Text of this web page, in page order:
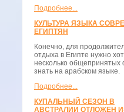
Подробнее...
КУЛЬТУРА ЯЗЫКА
ЕГИПТЯН
Конечно, для
отдыха в Египте нужно
несколько общепринятых
знать на арабском языке.
Подробнее...
КУПАЛЬНЫЙ СЕЗОН В
АВСТРАЛИИ ОТЛОЖЕН